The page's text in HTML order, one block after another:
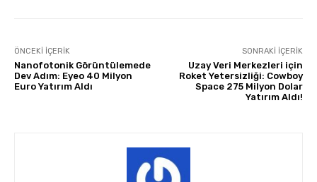
ÖNCEKI İÇERIK
Nanofotonik Görüntülemede
Dev Adım: Eyeo 40 Milyon
Euro Yatırım Aldı
SONRAKI İÇERIK
Uzay Veri Merkezleri için
Roket Yetersizliği: Cowboy
Space 275 Milyon Dolar
Yatırım Aldı!